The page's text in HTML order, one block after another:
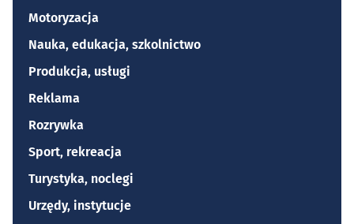
Motoryzacja
Nauka, edukacja, szkolnictwo
Produkcja, usługi
Reklama
Rozrywka
Sport, rekreacja
Turystyka, noclegi
Urzędy, instytucje